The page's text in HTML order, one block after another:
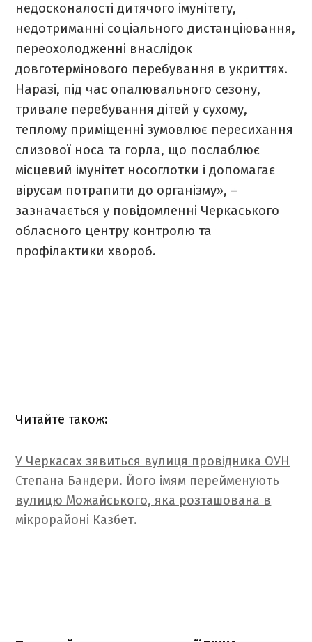
недосконалості дитячого імунітету,
недотриманні соціального дистанціювання,
переохолодженні внаслідок
довготермінового перебування в укриттях.
Наразі, під час опалювального сезону,
тривале перебування дітей у сухому,
теплому приміщенні зумовлює пересихання
слизової носа та горла, що послаблює
місцевий імунітет носоглотки і допомагає
вірусам потрапити до організму», –
зазначається у повідомленні Черкаського
обласного центру контролю та
профілактики хвороб.
Читайте також:
У Черкасах зявиться вулиця провідника ОУН
Степана Бандери. Його імям перейменують
вулицю Можайського, яка розташована в
мікрорайоні Казбет.